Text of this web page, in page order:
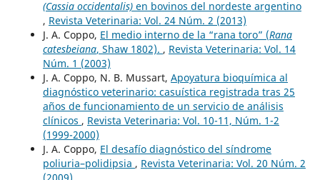
(Cassia occidentalis)en bovinos del nordeste argentino
, Revista Veterinaria: Vol. 24 Núm. 2 (2013)
J. A. Coppo, El medio interno de la “rana toro” (Rana
catesbeiana, Shaw 1802). , Revista Veterinaria: Vol. 14
Núm. 1 (2003)
J. A. Coppo, N. B. Mussart, Apoyatura bioquímica al
diagnóstico veterinario: casuística registrada tras 25
años de funcionamiento de un servicio de análisis
clínicos , Revista Veterinaria: Vol. 10-11, Núm. 1-2
(1999-2000)
J. A. Coppo, El desafío diagnóstico del síndrome
poliuria–polidipsia , Revista Veterinaria: Vol. 20 Núm. 2
(2009)